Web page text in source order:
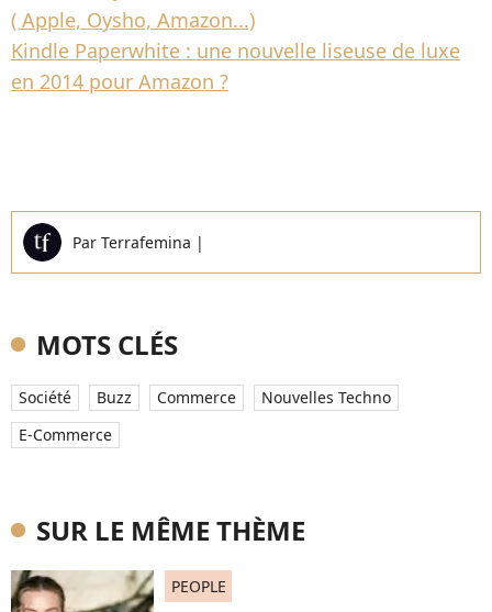
( Apple, Oysho, Amazon...)
Kindle Paperwhite : une nouvelle liseuse de luxe
en 2014 pour Amazon ?
Par Terrafemina |
MOTS CLÉS
Société Buzz Commerce
Nouvelles Techno
E-Commerce
SUR LE MÊME THÈME
PEOPLE